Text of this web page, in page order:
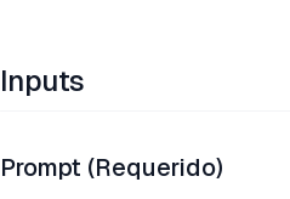
Inputs
Prompt (Requerido)